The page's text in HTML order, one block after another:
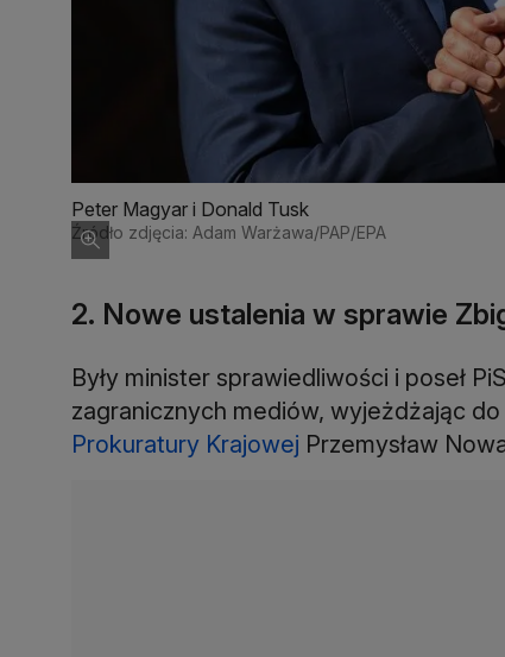
Peter Magyar i Donald Tusk
Źródło zdjęcia: Adam Warżawa/PAP/EPA
2. Nowe ustalenia w sprawie
Były minister sprawiedliwości i poseł PiS
zagranicznych mediów, wyjeżdżając
Prokuratury Krajowej Przemysław